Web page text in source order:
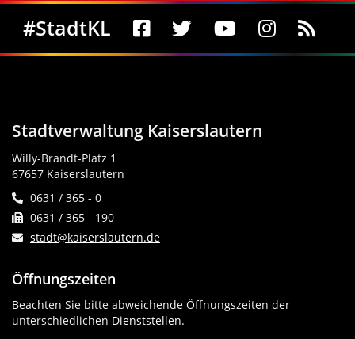
Social Media
#StadtKL
Stadtverwaltung Kaiserslautern
Willy-Brandt-Platz 1
67657 Kaiserslautern
0631 / 365 - 0
0631 / 365 - 190
stadt@kaiserslautern.de
Öffnungszeiten
Beachten Sie bitte abweichende Öffnungszeiten der
unterschiedlichen Dienststellen.